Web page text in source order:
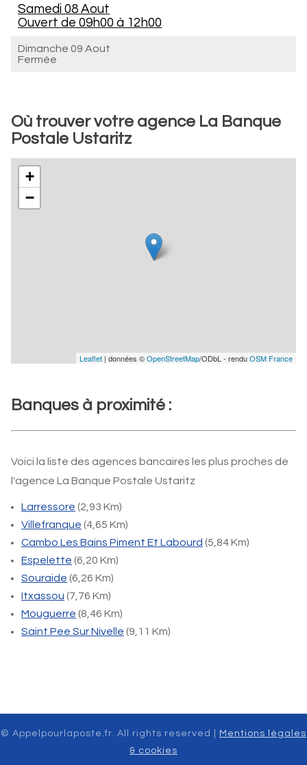
Samedi 08 Aout
Ouvert de 09h00 à 12h00
Dimanche 09 Aout
Fermée
Où trouver votre agence La Banque
Postale Ustaritz
+
−
Leaflet | données ©OpenStreetMap/ODbL - renduOSM France
Banques à proximité :
Voici la liste des agences bancaires les plus proches de
l'agence La Banque Postale Ustaritz
Larressore (2,93 Km)
Villefranque (4,65 Km)
Cambo Les Bains Piment Et Labourd (5,84 Km)
Espelette (6,20 Km)
Souraide (6,26 Km)
Itxassou (7,76 Km)
Mouguerre (8,46 Km)
Saint Pee Sur Nivelle (9,11 Km)
© Appelpourlaposte.fr. All rights reserved |
Mentions légales
& cookies